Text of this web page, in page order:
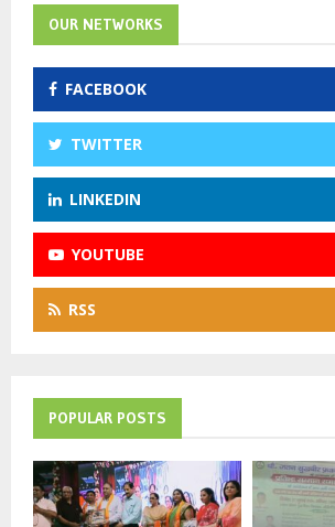
f
o
:
OUR NETWORKS
FACEBOOK
TWITTER
LINKEDIN
YOUTUBE
RSS
POPULAR POSTS